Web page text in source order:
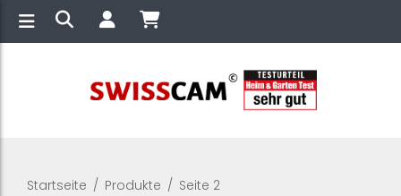
Startseite / Produkte / Seite 2